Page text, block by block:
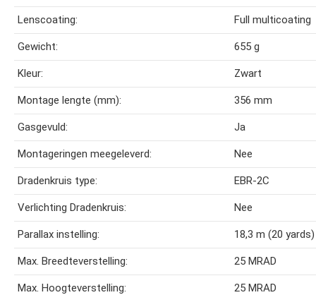
Lenscoating: Full multicoating
Gewicht: 655 g
Kleur: Zwart
Montage lengte (mm): 356 mm
Gasgevuld: Ja
Montageringen meegeleverd: Nee
Dradenkruis type: EBR-2C
Verlichting Dradenkruis: Nee
Parallax instelling: 18,3 m (20
Max. Breedteverstelling: 25 MRAD
Max. Hoogteverstelling: 25 MRAD